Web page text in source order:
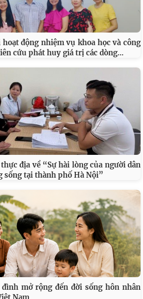
động nhiệm vụ khoa học và công
cứu phát huy giá trị các dòng…
địa về “Sự hài lòng của người dân
sống tại thành phố Hà Nội”
mở rộng đến đời sống hôn nhân